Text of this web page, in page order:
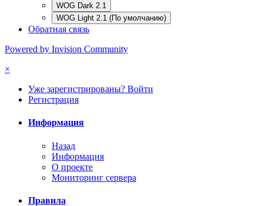
WOG Dark 2.1
WOG Light 2.1 (По умолчанию)
Обратная связь
Powered by Invision Community
×
Уже зарегистрированы? Войти
Регистрация
Информация
Назад
Информация
О проекте
Мониторинг сервера
Правила